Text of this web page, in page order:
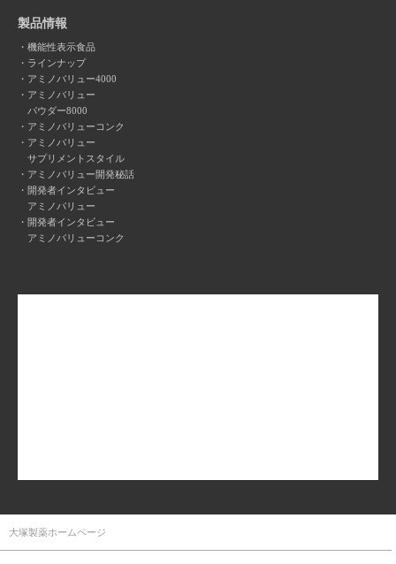
製品情報
機能性表示食品
ラインナップ
アミノバリュー4000
アミノバリュー
パウダー8000
アミノバリューコンク
アミノバリュー
サプリメントスタイル
アミノバリュー開発秘話
開発者インタビュー
アミノバリュー
開発者インタビュー
アミノバリューコンク
大塚製薬ホームページ